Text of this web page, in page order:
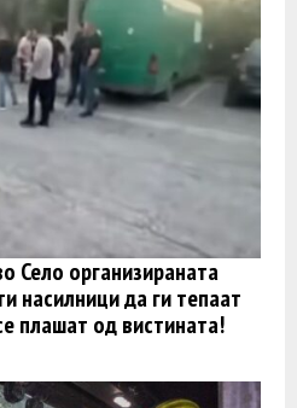
организираната
насилници да ги тепаат
плашат од вистината!